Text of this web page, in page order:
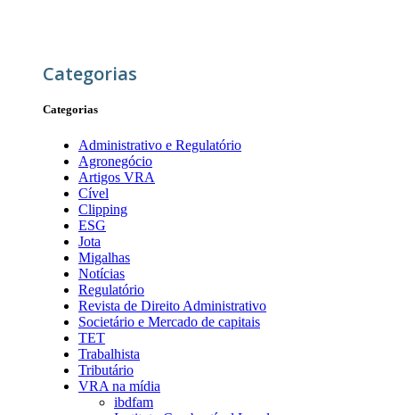
Categorias
Categorias
Administrativo e Regulatório
Agronegócio
Artigos VRA
Cível
Clipping
ESG
Jota
Migalhas
Notícias
Regulatório
Revista de Direito Administrativo
Societário e Mercado de capitais
TET
Trabalhista
Tributário
VRA na mídia
ibdfam